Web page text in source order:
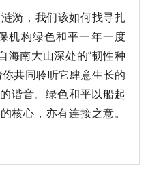
漪，我们该如何找寻扎
机构绿色和平一年一度
海南大山深处的“韧性种
共同聆听它肆意生长的
谐音。绿色和平以船起
核心，亦有连接之意。